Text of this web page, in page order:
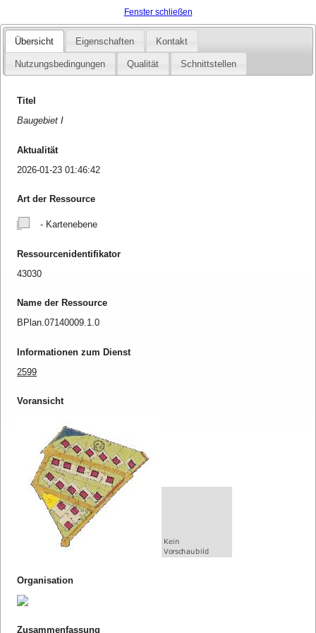
Fenster schließen
Übersicht Eigenschaften Kontakt
Nutzungsbedingungen Qualität Schnittstellen
Titel
Baugebiet I
Aktualität
2026-01-23 01:46:42
Art der Ressource
- Kartenebene
Ressourcenidentifikator
43030
Name der Ressource
BPlan.07140009.1.0
Informationen zum Dienst
2599
Voransicht
Organisation
Zusammenfassung